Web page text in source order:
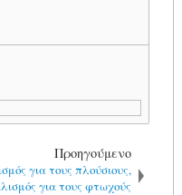
Προηγούμενο
για τους πλούσιους,
για τους φτωχούς